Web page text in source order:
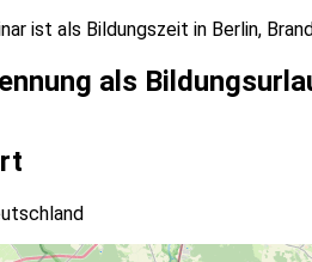
ist als Bildungszeit in Berlin,
als